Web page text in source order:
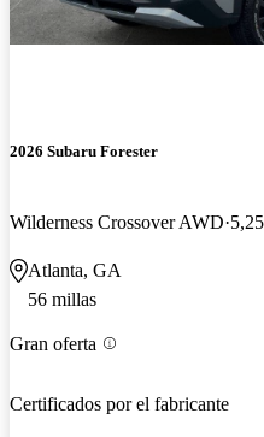
2026 Subaru Forester
Wilderness Crossover AWD
Atlanta, GA
56 millas
Gran oferta
Certificados por el fabricante